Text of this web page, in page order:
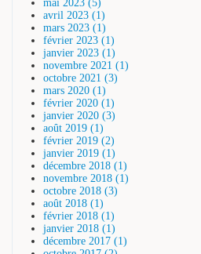
mai 2023 (5)
avril 2023 (1)
mars 2023 (1)
février 2023 (1)
janvier 2023 (1)
novembre 2021 (1)
octobre 2021 (3)
mars 2020 (1)
février 2020 (1)
janvier 2020 (3)
août 2019 (1)
février 2019 (2)
janvier 2019 (1)
décembre 2018 (1)
novembre 2018 (1)
octobre 2018 (3)
août 2018 (1)
février 2018 (1)
janvier 2018 (1)
décembre 2017 (1)